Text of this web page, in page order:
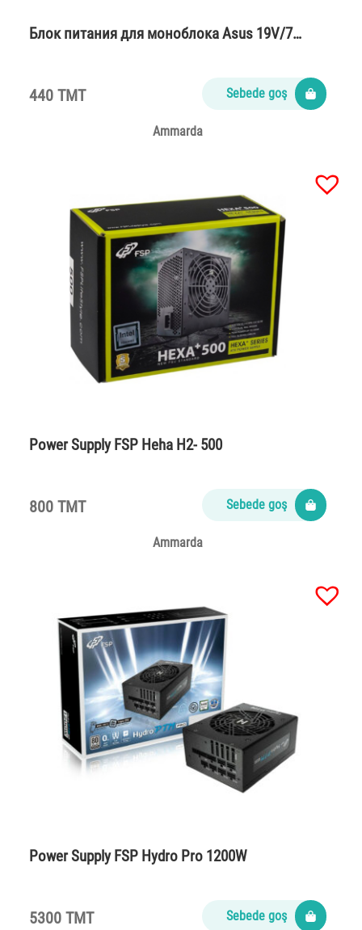
Блок питания для моноблока Asus 19V/7…
440 TMT Sebede goş
Ammarda
Power Supply FSP Heha H2- 500
800 TMT Sebede goş
Ammarda
Power Supply FSP Hydro Pro 1200W
5300 TMT Sebede goş